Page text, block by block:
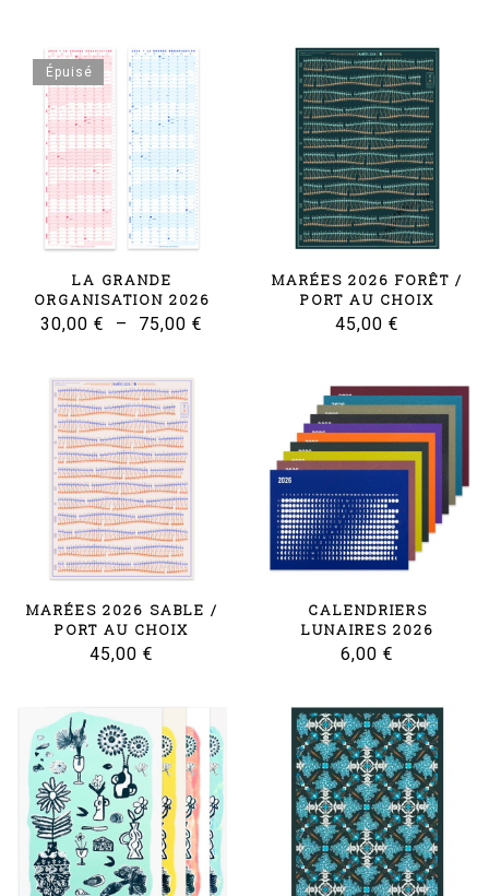
au
plus
ancien
Épuisé
LA GRANDE
ORGANISATION 2026
30,00 € – 75,00 €
MARÉES 2026 FORÊT /
PORT AU CHOIX
45,00 €
MARÉES 2026 SABLE /
PORT AU CHOIX
45,00 €
CALENDRIERS
LUNAIRES 2026
6,00 €